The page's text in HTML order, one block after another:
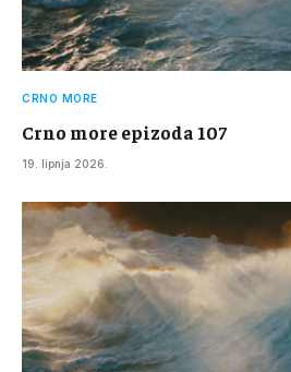
CRNO MORE
Crno more epizoda 107
19. lipnja 2026.